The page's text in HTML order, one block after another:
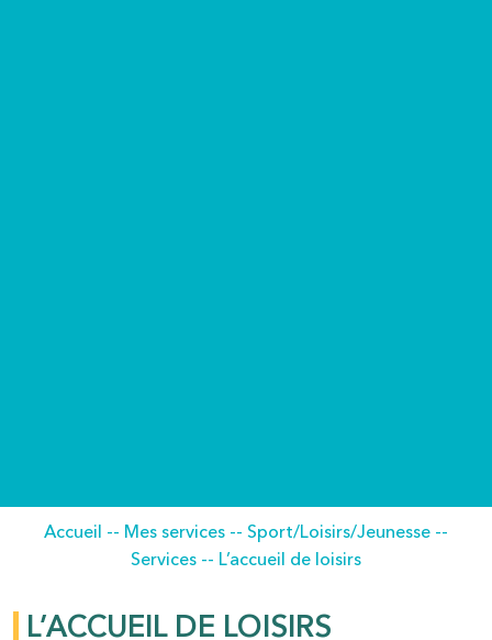
Accueil -- Mes services -- Sport/Loisirs/Jeunesse --
Services -- L’accueil de loisirs
L’ACCUEIL DE LOISIRS